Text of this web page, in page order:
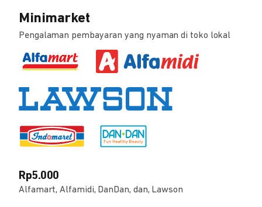
Minimarket
Pengalaman pembayaran yang nyaman di toko lokal
Rp5.000
Alfamart, Alfamidi, DanDan, dan, Lawson